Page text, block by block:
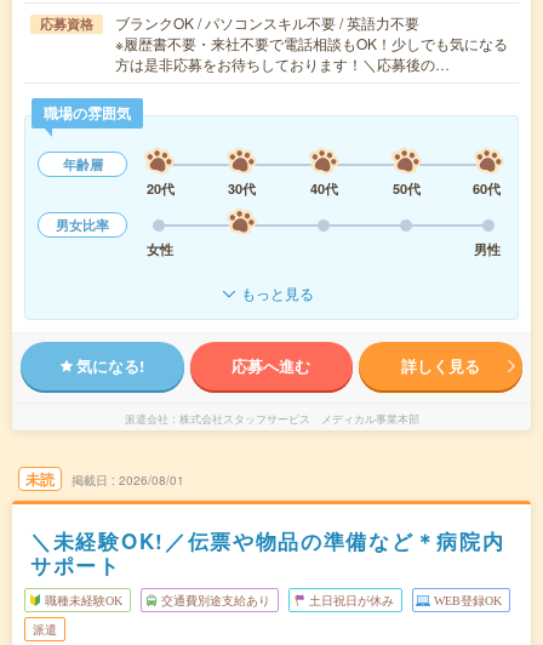
応募資格
ブランクOK / パソコンスキル不要 / 英語力不要
※履歴書不要・来社不要で電話相談もOK！少しでも気になる
方は是非応募をお待ちしております！＼応募後の…
職場の雰囲気
年齢層
20代
30代 40代 50代
60代
男女比率
女性
男性
もっと見る
気になる! 応募へ進む 詳しく見る
派遣会社 株式会社スタッフサービス メディカル事業本部
未読 掲載日 2026/08/01
＼未経験OK!／伝票や物品の準備など＊病院内
サポート
職種未経験OK 交通費別途支給あり 土日祝日が休み WEB登録OK
派遣